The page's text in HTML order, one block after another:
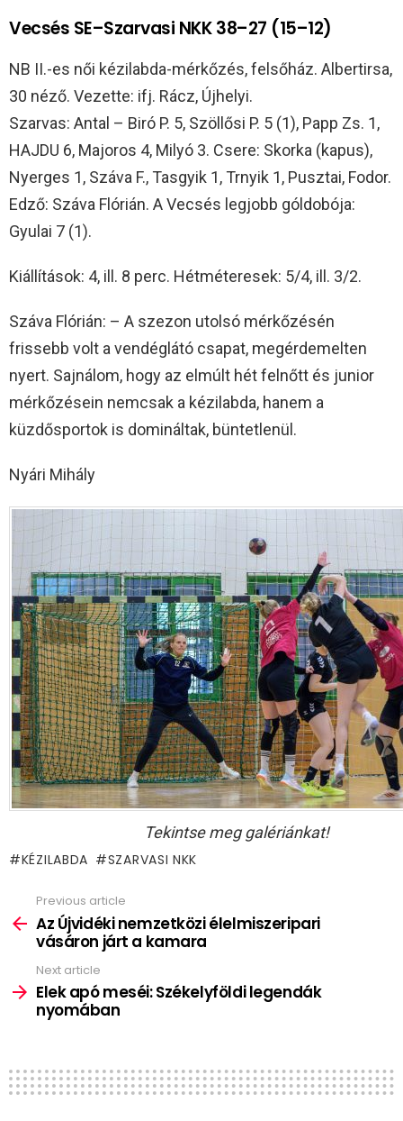
Vecsés SE–Szarvasi NKK 38–27 (15–12)
NB II.-es női kézilabda-mérkőzés, felsőház. Albertirsa,
30 néző. Vezette: ifj. Rácz, Újhelyi.
Szarvas: Antal – Biró P. 5, Szöllősi P. 5 (1), Papp Zs. 1,
HAJDU 6, Majoros 4, Milyó 3. Csere: Skorka (kapus),
Nyerges 1, Száva F., Tasgyik 1, Trnyik 1, Pusztai, Fodor.
Edző: Száva Flórián. A Vecsés legjobb góldobója:
Gyulai 7 (1).
Kiállítások: 4, ill. 8 perc. Hétméteresek: 5/4, ill. 3/2.
Száva Flórián: – A szezon utolsó mérkőzésén
frissebb volt a vendéglátó csapat, megérdemelten
nyert. Sajnálom, hogy az elmúlt hét felnőtt és junior
mérkőzésein nemcsak a kézilabda, hanem a
küzdősportok is domináltak, büntetlenül.
Nyári Mihály
Tekintse meg galériánkat!
KÉZILABDA SZARVASI NKK
more
Previous article
Az Újvidéki nemzetközi élelmiszeripari
vásáron járt a kamara
Next article
Elek apó meséi: Székelyföldi legendák
nyomában